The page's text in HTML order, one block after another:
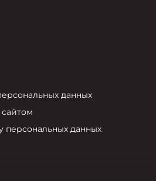
данных
персональных данных